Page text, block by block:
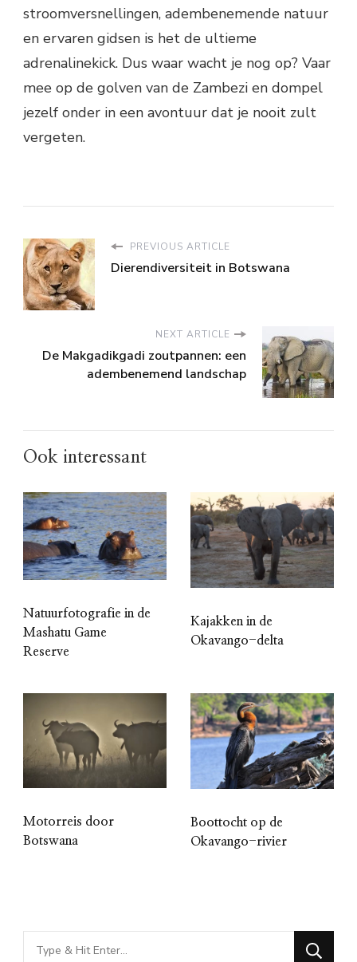
stroomversnellingen, adembenemende natuur
en ervaren gidsen is het de ultieme
adrenalinekick. Dus waar wacht je nog op? Vaar
mee op de golven van de Zambezi en dompel
jezelf onder in een avontuur dat je nooit zult
vergeten.
PREVIOUS ARTICLE
Dierendiversiteit in Botswana
NEXT ARTICLE
De Makgadikgadi zoutpannen: een
adembenemend landschap
Ook interessant
Natuurfotografie in de
Mashatu Game
Reserve
Kajakken in de
Okavango-delta
Motorreis door
Botswana
Boottocht op de
Okavango-rivier
Looking